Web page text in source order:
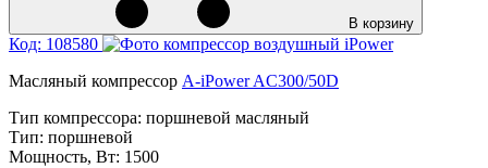
В корзину
Код: 108580
Масляный компрессор A-iPower AC300/50D
Тип компрессора: поршневой масляный
Тип: поршневой
Мощность, Вт: 1500